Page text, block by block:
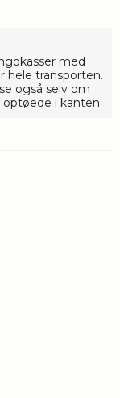
med
hele transporten.
også selv om
i kanten.